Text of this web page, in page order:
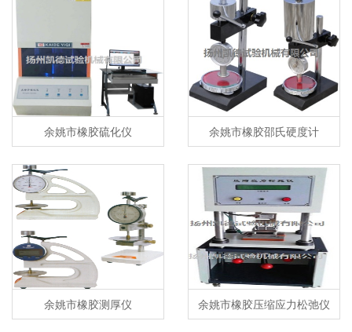
余姚市橡胶硫化仪 余姚市橡胶邵氏硬度计
余姚市橡胶测厚仪 余姚市橡胶压缩应力松弛仪